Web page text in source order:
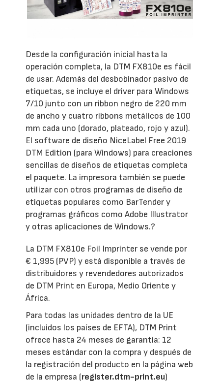
Desde la configuración inicial hasta la
operación completa, la DTM FX810e es fácil
de usar. Además del desbobinador pasivo de
etiquetas, se incluye el driver para Windows
7/10 junto con un ribbon negro de 220 mm
de ancho y cuatro ribbons metálicos de 100
mm cada uno (dorado, plateado, rojo y azul).
El software de diseño NiceLabel Free 2019
DTM Edition (para Windows) para creaciones
sencillas de diseños de etiquetas completa
el paquete. La impresora también se puede
utilizar con otros programas de diseño de
etiquetas populares como BarTender y
programas gráficos como Adobe Illustrator
y otras aplicaciones de Windows.?
La DTM FX810e Foil Imprinter se vende por
€ 1,995 (PVP) y está disponible a través de
distribuidores y revendedores autorizados
de DTM Print en Europa, Medio Oriente y
África.
Para todas las unidades dentro de la UE
(incluidos los países de EFTA), DTM Print
ofrece hasta 24 meses de garantía: 12
meses estándar con la compra y después de
la registración del producto en la página web
de la empresa (register.dtm-print.eu)